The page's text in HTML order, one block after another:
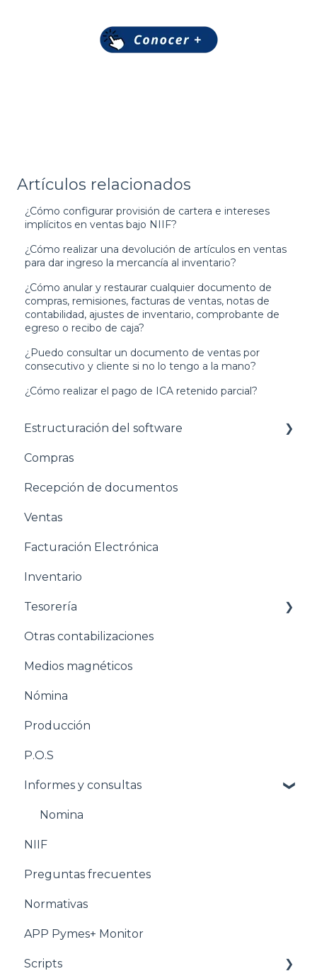
Artículos relacionados
¿Cómo configurar provisión de cartera e intereses
implícitos en ventas bajo NIIF?
¿Cómo realizar una devolución de artículos en ventas
para dar ingreso la mercancía al inventario?
¿Cómo anular y restaurar cualquier documento de
compras, remisiones, facturas de ventas, notas de
contabilidad, ajustes de inventario, comprobante de
egreso o recibo de caja?
¿Puedo consultar un documento de ventas por
consecutivo y cliente si no lo tengo a la mano?
¿Cómo realizar el pago de ICA retenido parcial?
Estructuración del software
Pasos para configurar tu empresa
Estructuración General
Estructuración Contabilidad
Estructuración Compras
Estructuración Ventas
Estructuración Inventarios
Estructuración Tesorería
Pasos para configurar la Nómina
Estructuración Nómina
Pasos para configurar Producción
Estructuración Producción
Pasos para configurar POS
Estructuración POS
Estructuración Utilitarios
Compras
Recepción de documentos
Ventas
Facturación Electrónica
Inventario
Tesorería
Conciliacion bancaria
Otras contabilizaciones
Medios magnéticos
Nómina
Producción
P.O.S
Informes y consultas
Nomina
NIIF
Preguntas frecuentes
Normativas
APP Pymes+ Monitor
Scripts